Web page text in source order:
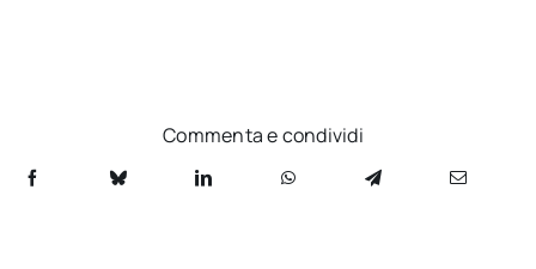
Commenta e condividi